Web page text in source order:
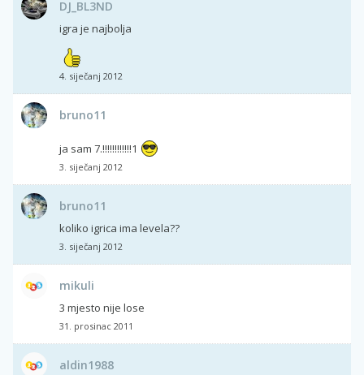
DJ_BL3ND
igra je najbolja
4. siječanj 2012
bruno11
ja sam 7.!!!!!!!!!!!!1
3. siječanj 2012
bruno11
koliko igrica ima levela??
3. siječanj 2012
mikuli
3 mjesto nije lose
31. prosinac 2011
aldin1988